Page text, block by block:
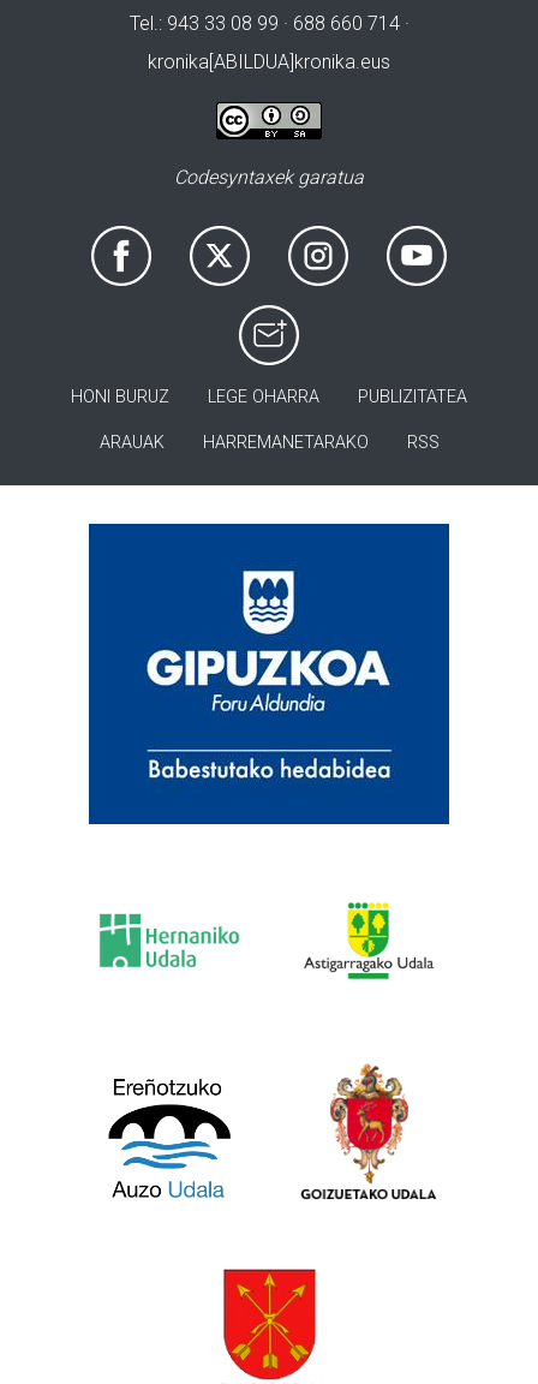
Tel.: 943 33 08 99 · 688 660 714 ·
kronika[ABILDUA]kronika.eus
Codesyntaxek garatua
HONI BURUZ LEGE OHARRA PUBLIZITATEA
ARAUAK HARREMANETARAKO RSS